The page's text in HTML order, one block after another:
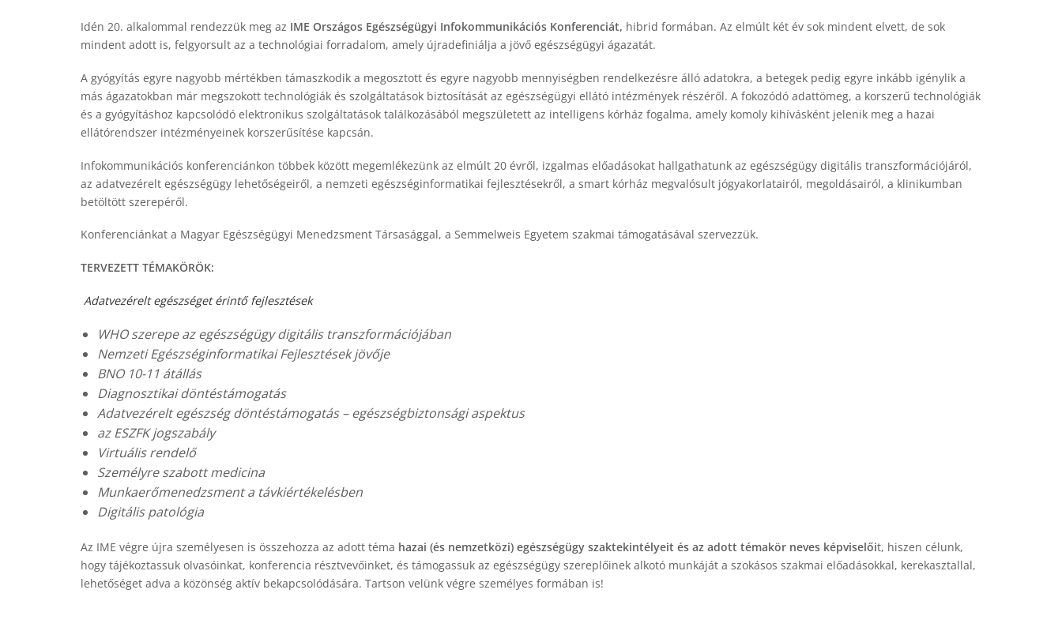
Idén 20. alkalommal rendezzük meg az IME Országos Egészségügyi Infokommunikációs Konferenciát, hibrid formában. Az elmúlt két év sok mindent elvett, de sok
mindent adott is, felgyorsult az a technológiai forradalom, amely újradefiniálja a jövő egészségügyi ágazatát.
A gyógyítás egyre nagyobb mértékben támaszkodik a megosztott és egyre nagyobb mennyiségben rendelkezésre álló adatokra, a betegek pedig egyre inkább igénylik a
más ágazatokban már megszokott technológiák és szolgáltatások biztosítását az egészségügyi ellátó intézmények részéről. A fokozódó adattömeg, a korszerű technológiák
és a gyógyításhoz kapcsolódó elektronikus szolgáltatások találkozásából megszületett az intelligens kórház fogalma, amely komoly kihívásként jelenik meg a hazai
ellátórendszer intézményeinek korszerűsítése kapcsán.
Infokommunikációs konferenciánkon többek között megemlékezünk az elmúlt 20 évről, izgalmas előadásokat hallgathatunk az egészségügy digitális transzformációjáról,
az adatvezérelt egészségügy lehetőségeiről, a nemzeti egészséginformatikai fejlesztésekről, a smart kórház megvalósult jógyakorlatairól, megoldásairól, a klinikumban
betöltött szerepéről.
Konferenciánkat a Magyar Egészségügyi Menedzsment Társasággal, a Semmelweis Egyetem szakmai támogatásával szervezzük.
TERVEZETT TÉMAKÖRÖK:
Adatvezérelt egészséget érintő fejlesztések
WHO szerepe az egészségügy digitális transzformációjában
Nemzeti Egészséginformatikai Fejlesztések jövője
BNO 10-11 átállás
Diagnosztikai döntéstámogatás
Adatvezérelt egészség döntéstámogatás – egészségbiztonsági aspektus
az ESZFK jogszabály
Virtuális rendelő
Személyre szabott medicina
Munkaerőmenedzsment a távkiértékelésben
Digitális patológia
Az IME végre újra személyesen is összehozza az adott téma hazai (és nemzetközi) egészségügy szaktekintélyeit és az adott témakör neves képviselőit, hiszen célunk,
hogy tájékoztassuk olvasóinkat, konferencia résztvevőinket, és támogassuk az egészségügy szereplőinek alkotó munkáját a szokásos szakmai előadásokkal, kerekasztallal,
lehetőséget adva a közönség aktív bekapcsolódására. Tartson velünk végre személyes formában is!